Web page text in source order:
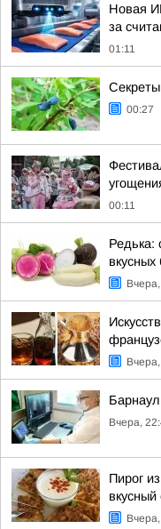
Новая
за
01:11
00:27
00:11
Редька:
Вчера,
Пирог
вкусный